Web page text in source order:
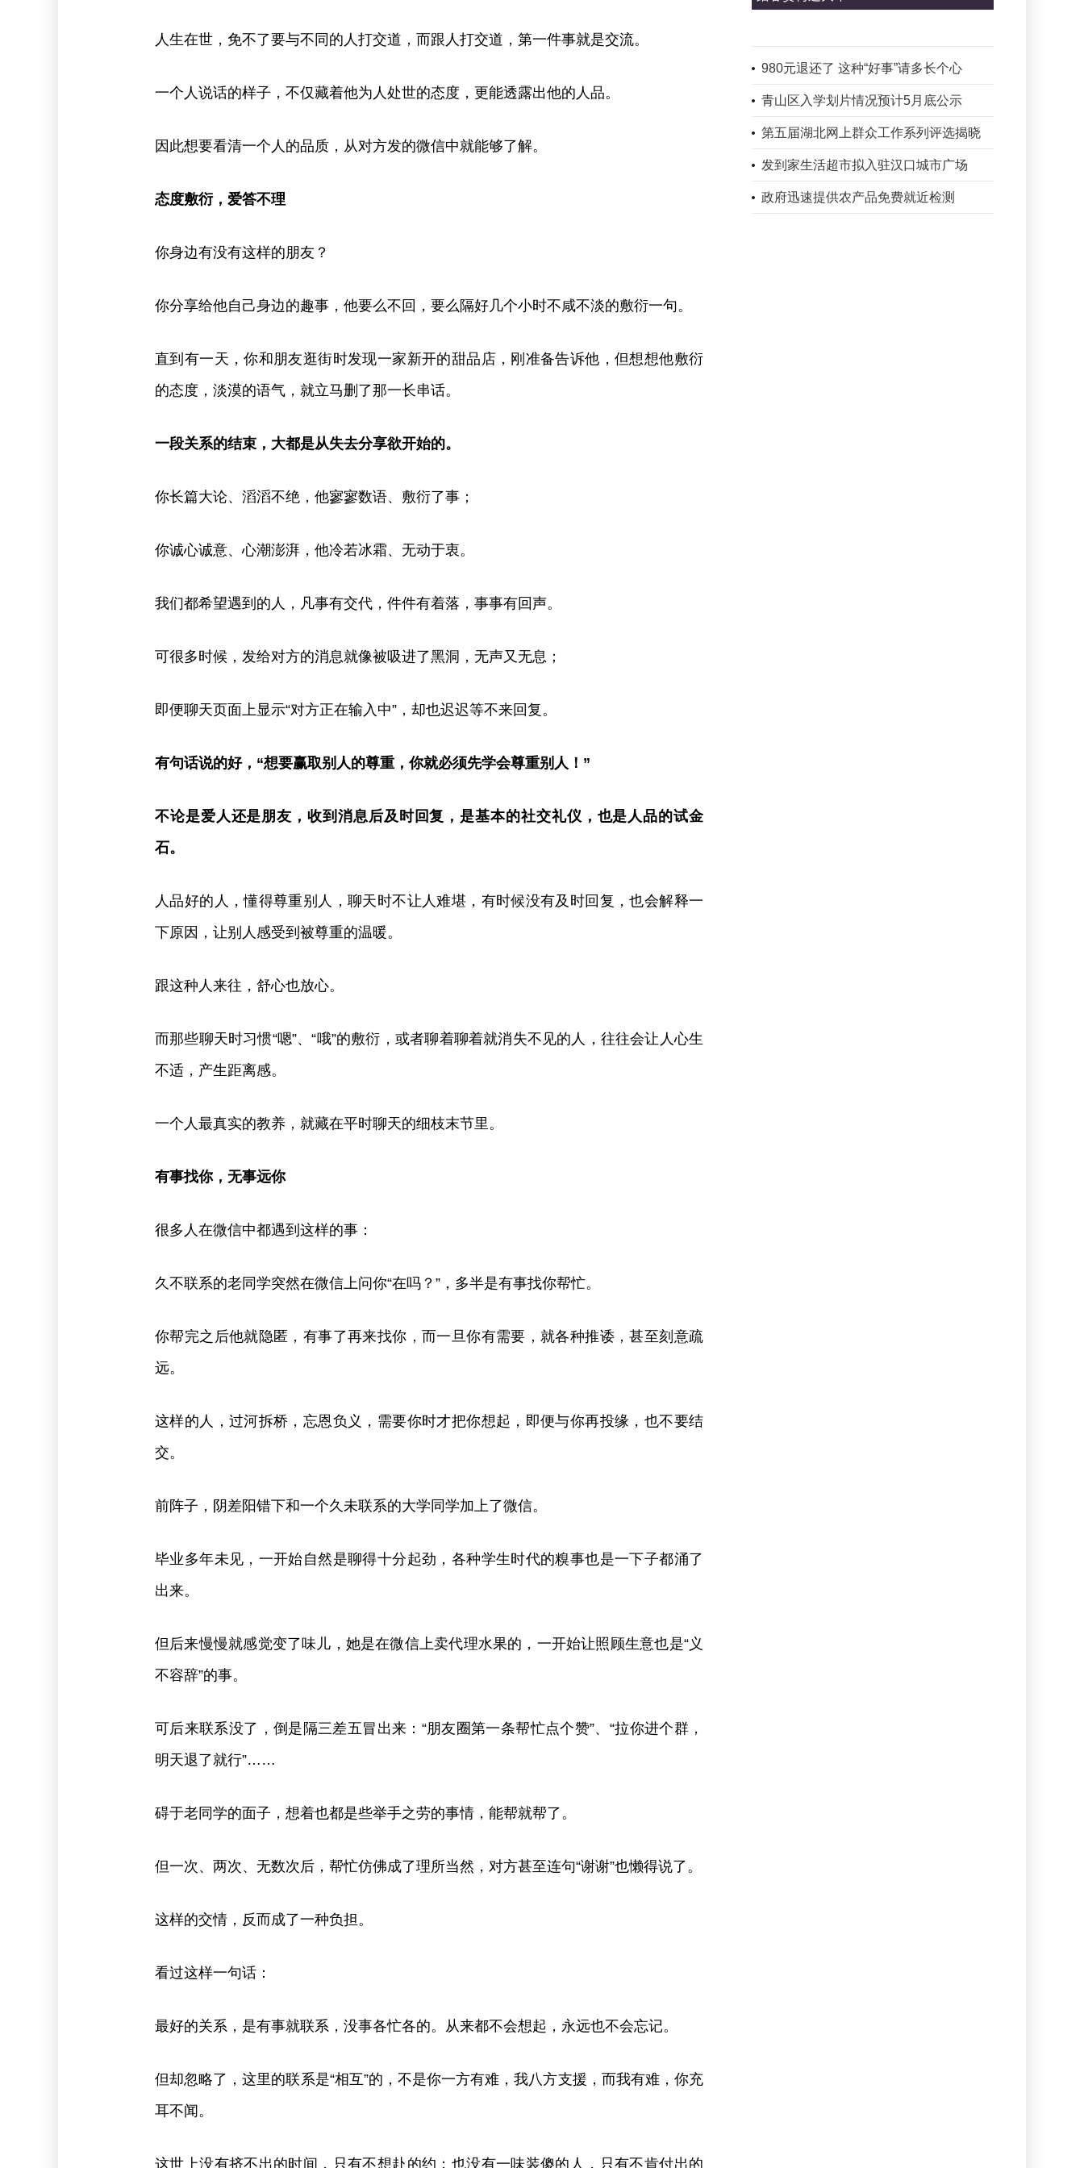
人生在世，免不了要与不同的人打交道，而跟人打交道，第一件事就是交流。
一个人说话的样子，不仅藏着他为人处世的态度，更能透露出他的人品。
因此想要看清一个人的品质，从对方发的微信中就能够了解。
态度敷衍，爱答不理
你身边有没有这样的朋友？
你分享给他自己身边的趣事，他要么不回，要么隔好几个小时不咸不淡的敷衍一句。
直到有一天，你和朋友逛街时发现一家新开的甜品店，刚准备告诉他，但想想他敷衍
的态度，淡漠的语气，就立马删了那一长串话。
一段关系的结束，大都是从失去分享欲开始的。
你长篇大论、滔滔不绝，他寥寥数语、敷衍了事；
你诚心诚意、心潮澎湃，他冷若冰霜、无动于衷。
我们都希望遇到的人，凡事有交代，件件有着落，事事有回声。
可很多时候，发给对方的消息就像被吸进了黑洞，无声又无息；
即便聊天页面上显示“对方正在输入中”，却也迟迟等不来回复。
有句话说的好，“想要赢取别人的尊重，你就必须先学会尊重别人！”
不论是爱人还是朋友，收到消息后及时回复，是基本的社交礼仪，也是人品的试金
石。
人品好的人，懂得尊重别人，聊天时不让人难堪，有时候没有及时回复，也会解释一
下原因，让别人感受到被尊重的温暖。
跟这种人来往，舒心也放心。
而那些聊天时习惯“嗯”、“哦”的敷衍，或者聊着聊着就消失不见的人，往往会让人心生
不适，产生距离感。
一个人最真实的教养，就藏在平时聊天的细枝末节里。
有事找你，无事远你
很多人在微信中都遇到这样的事：
久不联系的老同学突然在微信上问你“在吗？”，多半是有事找你帮忙。
你帮完之后他就隐匿，有事了再来找你，而一旦你有需要，就各种推诿，甚至刻意疏
远。
这样的人，过河拆桥，忘恩负义，需要你时才把你想起，即便与你再投缘，也不要结
交。
前阵子，阴差阳错下和一个久未联系的大学同学加上了微信。
毕业多年未见，一开始自然是聊得十分起劲，各种学生时代的糗事也是一下子都涌了
出来。
但后来慢慢就感觉变了味儿，她是在微信上卖代理水果的，一开始让照顾生意也是“义
不容辞”的事。
可后来联系没了，倒是隔三差五冒出来：“朋友圈第一条帮忙点个赞”、“拉你进个群，
明天退了就行”……
碍于老同学的面子，想着也都是些举手之劳的事情，能帮就帮了。
但一次、两次、无数次后，帮忙仿佛成了理所当然，对方甚至连句“谢谢”也懒得说了。
这样的交情，反而成了一种负担。
看过这样一句话：
最好的关系，是有事就联系，没事各忙各的。从来都不会想起，永远也不会忘记。
但却忽略了，这里的联系是“相互”的，不是你一方有难，我八方支援，而我有难，你充
耳不闻。
这世上没有挤不出的时间，只有不想赴的约；也没有一味装傻的人，只有不肯付出的
980元退还了 这种“好事”请多长个心
青山区入学划片情况预计5月底公示
第五届湖北网上群众工作系列评选揭晓
发到家生活超市拟入驻汉口城市广场
政府迅速提供农产品免费就近检测